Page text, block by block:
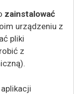
zainstalować
urządzeniu z
pliki
z